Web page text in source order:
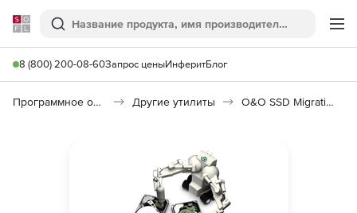
Softline
Поиск
8 (800) 200-08-60Запрос ценыИнферитБлог
Программное обеспечение для работы с файлами и дисками Другие утилиты O&O SSD Migration Kit